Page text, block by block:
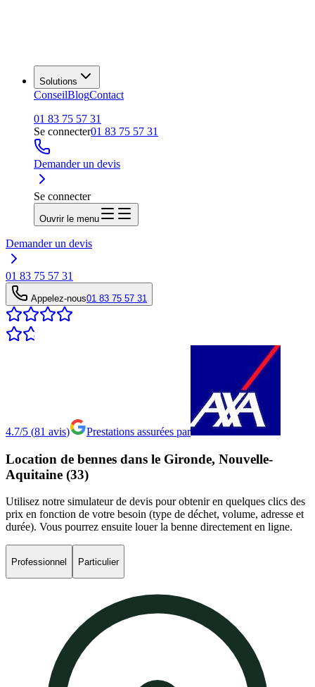
Solutions
ConseilBlogContact
01 83 75 57 31
Se connecter01 83 75 57 31
Demander un devis
Se connecter
Ouvrir le menu
Demander un devis
01 83 75 57 31
Appelez-nous01 83 75 57 31
4.7/5 (81 avis) Prestations assurées par
Location de bennes dans le Gironde, Nouvelle-
Aquitaine (33)
Utilisez notre simulateur de devis pour obtenir en quelques clics des
prix en fonction de votre besoin (type de déchet, volume, adresse et
durée). Vous pourrez ensuite louer la benne directement en ligne.
Professionnel Particulier